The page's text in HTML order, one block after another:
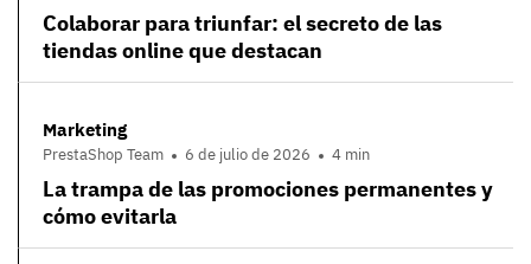
Colaborar para triunfar: el secreto de las
tiendas online que destacan
Marketing
PrestaShop Team 6 de julio de 2026 4 min
La trampa de las promociones permanentes y
cómo evitarla